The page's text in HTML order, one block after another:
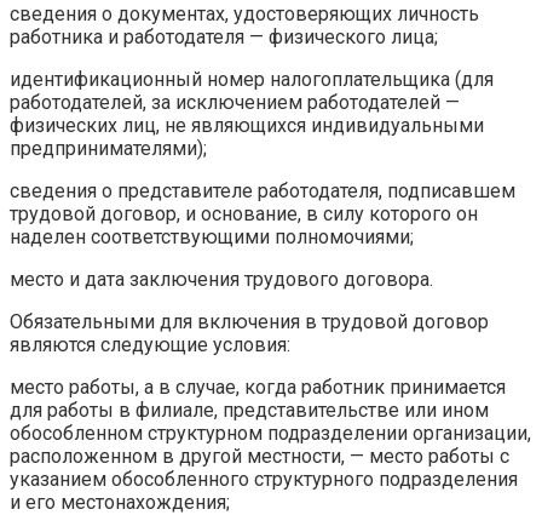
сведения о документах, удостоверяющих личность
работника и работодателя — физического лица;
идентификационный номер налогоплательщика (для
работодателей, за исключением работодателей —
физических лиц, не являющихся индивидуальными
предпринимателями);
сведения о представителе работодателя, подписавшем
трудовой договор, и основание, в силу которого он
наделен соответствующими полномочиями;
место и дата заключения трудового договора.
Обязательными для включения в трудовой договор
являются следующие условия:
место работы, а в случае, когда работник принимается
для работы в филиале, представительстве или ином
обособленном структурном подразделении организации,
расположенном в другой местности, — место работы с
указанием обособленного структурного подразделения
и его местонахождения;